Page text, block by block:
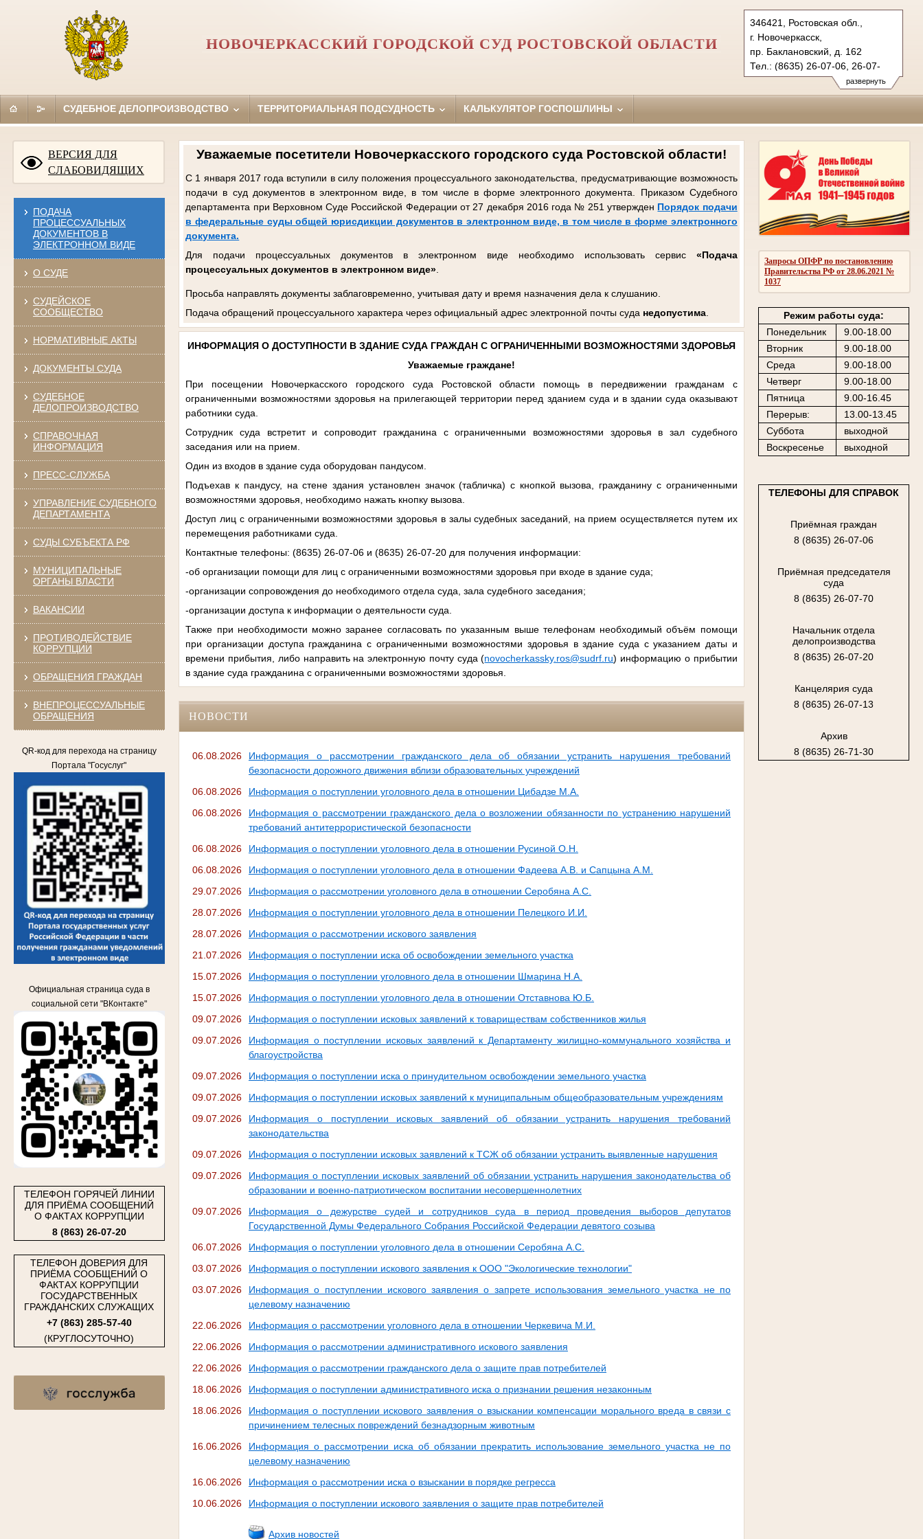
развернуть
346421, Ростовская обл.,
г. Новочеркасск,
пр. Баклановский, д. 162
Тел.: (8635) 26-07-06, 26-07-
09 (ф.)
novocherkassky.ros@sudrf.ru
НОВОЧЕРКАССКИЙ ГОРОДСКОЙ СУД РОСТОВСКОЙ ОБЛАСТИ
СУДЕБНОЕ ДЕЛОПРОИЗВОДСТВО ТЕРРИТОРИАЛЬНАЯ ПОДСУДНОСТЬ КАЛЬКУЛЯТОР ГОСПОШЛИНЫ
ВЕРСИЯ ДЛЯ
СЛАБОВИДЯЩИХ
ПОДАЧА
ПРОЦЕССУАЛЬНЫХ
ДОКУМЕНТОВ В
ЭЛЕКТРОННОМ ВИДЕ
О СУДЕ
СУДЕЙСКОЕ
СООБЩЕСТВО
НОРМАТИВНЫЕ АКТЫ
ДОКУМЕНТЫ СУДА
СУДЕБНОЕ
ДЕЛОПРОИЗВОДСТВО
СПРАВОЧНАЯ
ИНФОРМАЦИЯ
ПРЕСС-СЛУЖБА
УПРАВЛЕНИЕ СУДЕБНОГО
ДЕПАРТАМЕНТА
СУДЫ СУБЪЕКТА РФ
МУНИЦИПАЛЬНЫЕ
ОРГАНЫ ВЛАСТИ
ВАКАНСИИ
ПРОТИВОДЕЙСТВИЕ
КОРРУПЦИИ
ОБРАЩЕНИЯ ГРАЖДАН
ВНЕПРОЦЕССУАЛЬНЫЕ
ОБРАЩЕНИЯ
QR-код для перехода на страницу
Портала "Госуслуг"
Официальная страница суда в
социальной сети "ВКонтакте"
ТЕЛЕФОН ГОРЯЧЕЙ ЛИНИИ
ДЛЯ ПРИЁМА СООБЩЕНИЙ
О ФАКТАХ КОРРУПЦИИ
8 (863) 26-07-20
ТЕЛЕФОН ДОВЕРИЯ ДЛЯ
ПРИЁМА СООБЩЕНИЙ О
ФАКТАХ КОРРУПЦИИ
ГОСУДАРСТВЕННЫХ
ГРАЖДАНСКИХ СЛУЖАЩИХ
+7 (863) 285-57-40
(КРУГЛОСУТОЧНО)
Запросы ОПФР по постановлению
Правительства РФ от 28.06.2021 №
1037
Режим работы суда:
Понедельник
9.00-18.00
Вторник
9.00-18.00
Среда
9.00-18.00
Четверг
9.00-18.00
Пятница
9.00-16.45
Перерыв:
13.00-13.45
Суббота
выходной
Воскресенье
выходной
ТЕЛЕФОНЫ ДЛЯ СПРАВОК
Приёмная граждан
8 (8635) 26-07-06
Приёмная председателя
суда
8 (8635) 26-07-70
Начальник отдела
делопроизводства
8 (8635) 26-07-20
Канцелярия суда
8 (8635) 26-07-13
Архив
8 (8635) 26-71-30
Уважаемые посетители Новочеркасского городского суда Ростовской области!
С 1 января 2017 года вступили в силу положения процессуального законодательства, предусматривающие возможность
подачи в суд документов в электронном виде, в том числе в форме электронного документа. Приказом Судебного
департамента при Верховном Суде Российской Федерации от 27 декабря 2016 года № 251 утвержден Порядок подачи
в федеральные суды общей юрисдикции документов в электронном виде, в том числе в форме электронного
документа.
Для подачи процессуальных документов в электронном виде необходимо использовать сервис «Подача
процессуальных документов в электронном виде».
Просьба направлять документы заблаговременно, учитывая дату и время назначения дела к слушанию.
Подача обращений процессуального характера через официальный адрес электронной почты суда недопустима.
ИНФОРМАЦИЯ О ДОСТУПНОСТИ В ЗДАНИЕ СУДА ГРАЖДАН С ОГРАНИЧЕННЫМИ ВОЗМОЖНОСТЯМИ ЗДОРОВЬЯ
Уважаемые граждане!
При посещении Новочеркасского городского суда Ростовской области помощь в передвижении гражданам с
ограниченными возможностями здоровья на прилегающей территории перед зданием суда и в здании суда оказывают
работники суда.
Сотрудник суда встретит и сопроводит гражданина с ограниченными возможностями здоровья в зал судебного
заседания или на прием.
Один из входов в здание суда оборудован пандусом.
Подъехав к пандусу, на стене здания установлен значок (табличка) с кнопкой вызова, гражданину с ограниченными
возможностями здоровья, необходимо нажать кнопку вызова.
Доступ лиц с ограниченными возможностями здоровья в залы судебных заседаний, на прием осуществляется путем их
перемещения работниками суда.
Контактные телефоны: (8635) 26-07-06 и (8635) 26-07-20 для получения информации:
-об организации помощи для лиц с ограниченными возможностями здоровья при входе в здание суда;
-организации сопровождения до необходимого отдела суда, зала судебного заседания;
-организации доступа к информации о деятельности суда.
Также при необходимости можно заранее согласовать по указанным выше телефонам необходимый объём помощи
при организации доступа гражданина с ограниченными возможностями здоровья в здание суда с указанием даты и
времени прибытия, либо направить на электронную почту суда (novocherkassky.ros@sudrf.ru) информацию о прибытии
в здание суда гражданина с ограниченными возможностями здоровья.
НОВОСТИ
06.08.2026
Информация о рассмотрении гражданского дела об обязании устранить нарушения требований
безопасности дорожного движения вблизи образовательных учреждений
06.08.2026
Информация о поступлении уголовного дела в отношении Цибадзе М.А.
06.08.2026
Информация о рассмотрении гражданского дела о возложении обязанности по устранению нарушений
требований антитеррористической безопасности
06.08.2026
Информация о поступлении уголовного дела в отношении Русиной О.Н.
06.08.2026
Информация о поступлении уголовного дела в отношении Фадеева А.В. и Сапцына А.М.
29.07.2026
Информация о рассмотрении уголовного дела в отношении Серобяна А.С.
28.07.2026
Информация о поступлении уголовного дела в отношении Пелецкого И.И.
28.07.2026
Информация о рассмотрении искового заявления
21.07.2026
Информация о поступлении иска об освобождении земельного участка
15.07.2026
Информация о поступлении уголовного дела в отношении Шмарина Н.А.
15.07.2026
Информация о поступлении уголовного дела в отношении Отставнова Ю.Б.
09.07.2026
Информация о поступлении исковых заявлений к товариществам собственников жилья
09.07.2026
Информация о поступлении исковых заявлений к Департаменту жилищно-коммунального хозяйства и
благоустройства
09.07.2026
Информация о поступлении иска о принудительном освобождении земельного участка
09.07.2026
Информация о поступлении исковых заявлений к муниципальным общеобразовательным учреждениям
09.07.2026
Информация о поступлении исковых заявлений об обязании устранить нарушения требований
законодательства
09.07.2026
Информация о поступлении исковых заявлений к ТСЖ об обязании устранить выявленные нарушения
09.07.2026
Информация о поступлении исковых заявлений об обязании устранить нарушения законодательства об
образовании и военно-патриотическом воспитании несовершеннолетних
09.07.2026
Информация о дежурстве судей и сотрудников суда в период проведения выборов депутатов
Государственной Думы Федерального Собрания Российской Федерации девятого созыва
06.07.2026
Информация о поступлении уголовного дела в отношении Серобяна А.С.
03.07.2026
Информация о поступлении искового заявления к ООО "Экологические технологии"
03.07.2026
Информация о поступлении искового заявления о запрете использования земельного участка не по
целевому назначению
22.06.2026
Информация о рассмотрении уголовного дела в отношении Черкевича М.И.
22.06.2026
Информация о рассмотрении административного искового заявления
22.06.2026
Информация о рассмотрении гражданского дела о защите прав потребителей
18.06.2026
Информация о поступлении административного иска о признании решения незаконным
18.06.2026
Информация о поступлении искового заявления о взыскании компенсации морального вреда в связи с
причинением телесных повреждений безнадзорным животным
16.06.2026
Информация о рассмотрении иска об обязании прекратить использование земельного участка не по
целевому назначению
16.06.2026
Информация о рассмотрении иска о взыскании в порядке регресса
10.06.2026
Информация о поступлении искового заявления о защите прав потребителей
Архив новостей